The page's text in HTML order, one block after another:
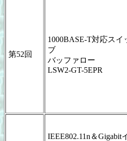
第52回
1000BASE-T対応スイ
ブ
バッファロー
LSW2-GT-5EPR
IEEE802.11n＆Gigabit